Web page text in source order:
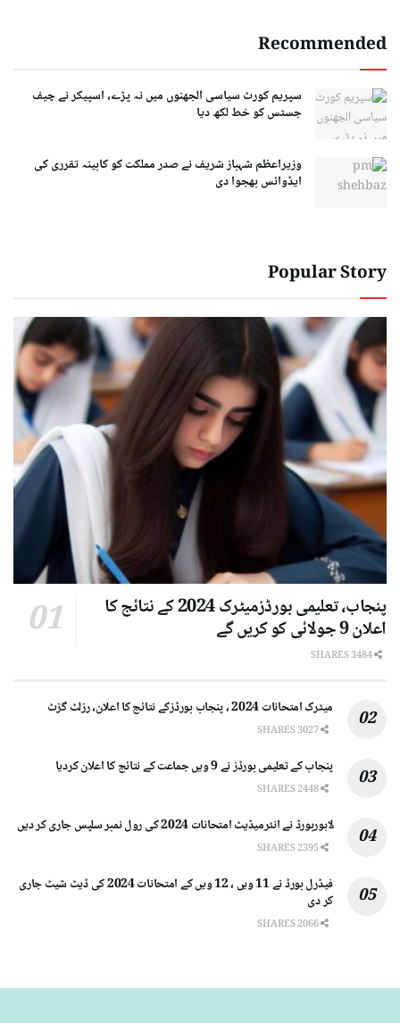
Recommended
سپریم کورٹ سیاسی الجھنوں میں نہ پڑے، اسپیکر نے چیف
جسٹس کو خط لکھ دیا
وزیراعظم شہباز شریف نے صدر مملکت کو کابینہ تقرری کی
ایڈوائس بھجوا دی
Popular Story
پنجاب، تعلیمی بورڈزمیٹرک 2024 کے نتائج کا
اعلان 9 جولائی کو کریں گے
میٹرک امتحانات 2024 ، پنجاب بورڈزکے نتائج کا اعلان، رزلٹ گزٹ
پنجاب کے تعلیمی بورڈز نے 9 ویں جماعت کے نتائج کا اعلان کردیا
لاہوربورڈ نے انٹرمیڈیٹ امتحانات 2024 کی رول نمبر سلپس جاری کر دیں
فیڈرل بورڈ نے 11 ویں ، 12 ویں کے امتحانات 2024 کی ڈیٹ شیٹ جاری
کر دی